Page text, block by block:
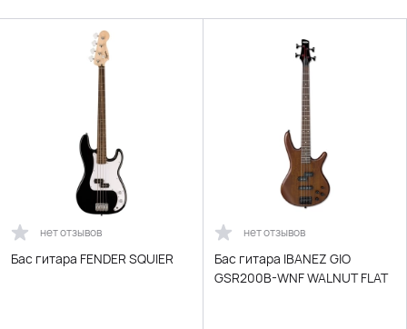
нет отзывов
Бас гитара FENDER SQUIER
нет отзывов
Бас гитара IBANEZ GIO
GSR200B-WNF WALNUT FLAT